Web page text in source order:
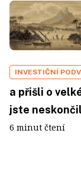
INVESTIČNÍ
a přišli o
jste
6 minut čtení